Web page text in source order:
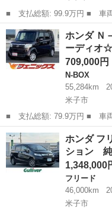
■ 支払総額: 99.9万円 ■ 車両本体価格： 921,000 円 ■ メーカー
名： ホンダ ■ 車種名： Ｎ
センシング ＳＤナビ バッ
車 ドラレコ...
鳥取 米子市 N-WGN
ホンダ Ｎ
ーディオ
709,000円
N-BOX
55,284km
米子市
■ 支払総額: 79.9万円 ■ 車両本体価格： 709,000 円 ■ メーカー
名： ホンダ ■ 車種名： Ｎ
ケージ☆☆専用オーディオ☆
ディオ☆バッ...
鳥取 米子市 N-BOX
ホンダ フ
ション
1,348,000
フリード
46,000km
米子市